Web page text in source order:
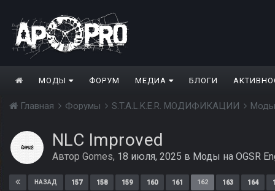
МОДЫ ФОРУМ МЕДИА БЛОГИ
Главная Форумы S.T.A.L.K.E.R. МОДИФИКАЦИИ
NLC Improved
Автор Gomes, 18 июля, 2025 в Моды на OGSR
НАЗАД 157 158 159 160 161 162 163 164